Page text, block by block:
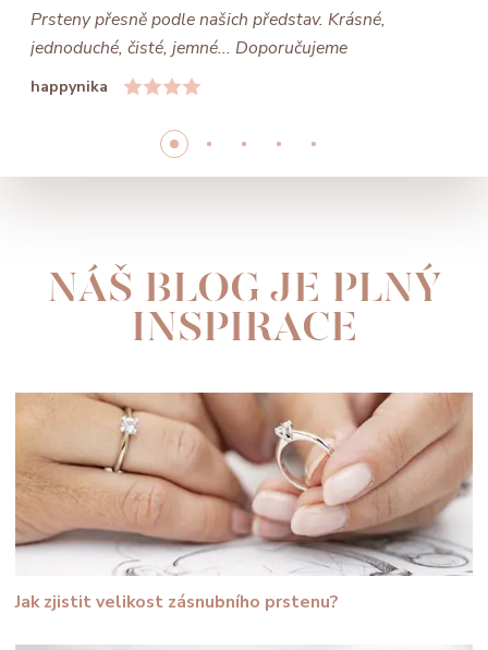
Prsteny přesně podle našich představ. Krásné,
jednoduché, čisté, jemné... Doporučujeme
happynika
NÁŠ BLOG JE PLNÝ
INSPIRACE
Jak zjistit velikost zásnubního prstenu?